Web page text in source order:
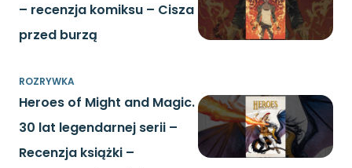
– recenzja komiksu – Cisza
przed burzą
ROZRYWKA
Heroes of Might and Magic.
30 lat legendarnej serii –
Recenzja książki –